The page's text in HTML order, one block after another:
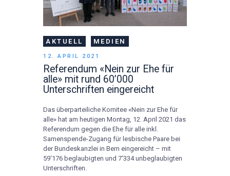
AKTUELL MEDIEN
12. APRIL 2021
Referendum «Nein zur Ehe für
alle» mit rund 60’000
Unterschriften eingereicht
Das überparteiliche Komitee «Nein zur Ehe für
alle» hat am heutigen Montag, 12. April 2021 das
Referendum gegen die Ehe für alle inkl.
Samenspende-Zugang für lesbische Paare bei
der Bundeskanzlei in Bern eingereicht – mit
59‘176 beglaubigten und 7‘334 unbeglaubigten
Unterschriften.